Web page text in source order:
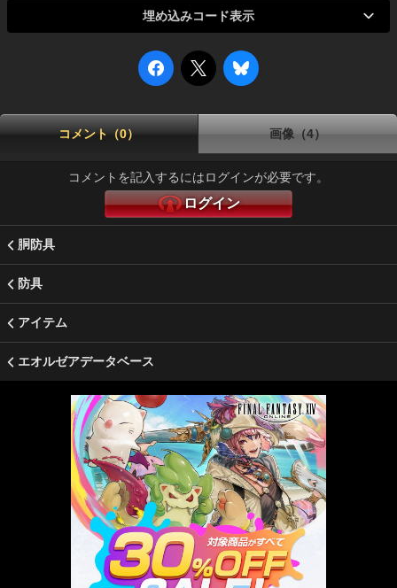
埋め込みコード表示
コメント（0） 画像（4）
コメントを記入するにはログインが必要です。
ログイン
胴防具
防具
アイテム
エオルゼアデータベース